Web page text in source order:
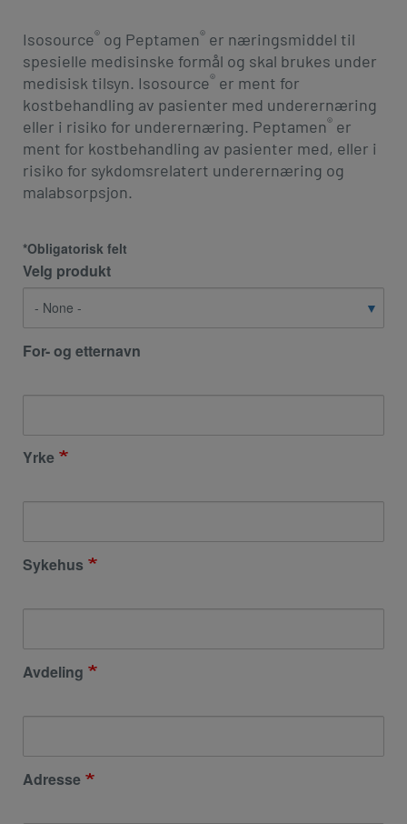
Isosource® og Peptamen® er næringsmiddel til
spesielle medisinske formål og skal brukes under
medisisk tilsyn. Isosource® er ment for
kostbehandling av pasienter med underernæring
eller i risiko for underernæring. Peptamen® er
ment for kostbehandling av pasienter med, eller i
risiko for sykdomsrelatert underernæring og
malabsorpsjon. ​
*Obligatorisk felt
Velg produkt
For-
For- og etternavn
Yrke
Sykehus
Avdeling
Adresse
Adresse